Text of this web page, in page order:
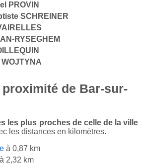
PROVIN
SCHREINER
RYSEGHEM
de Bar-sur-
les plus proches de celle de la ville
les distances en kilomètres.
à 0,87 km
à 2,32 km